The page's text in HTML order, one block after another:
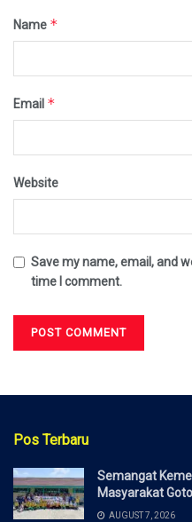
Name *
Email *
Website
Save my name, email, and
time I comment.
Pos Terbaru
Semangat
Masyarakat
AUGUST 7, 2026